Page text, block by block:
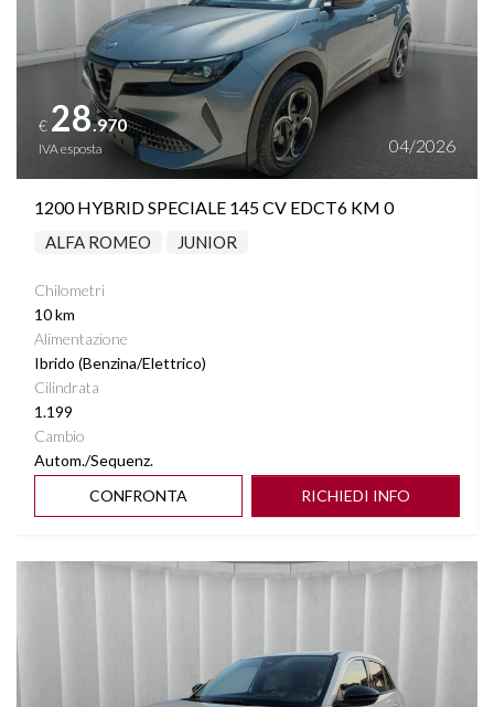
€ 28.970
IVA esposta 04/2026
1200 HYBRID SPECIALE 145 CV EDCT6 KM 0
ALFA ROMEO JUNIOR
Chilometri
10 km
Alimentazione
Ibrido (Benzina/Elettrico)
Cilindrata
1.199
Cambio
Autom./Sequenz.
CONFRONTA
RICHIEDI INFO
Vedi dettagli